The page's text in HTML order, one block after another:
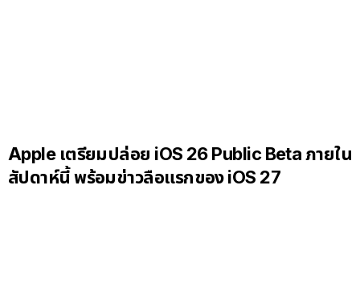
Apple เตรียมปล่อย iOS 26 Public Beta ภายใน
สัปดาห์นี้ พร้อมข่าวลือแรกของ iOS 27